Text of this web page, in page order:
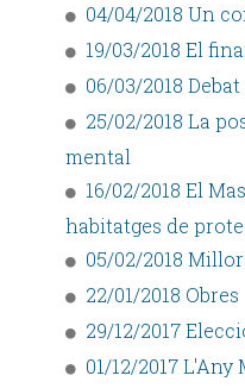
04/04/2018 Un
19/03/2018 El
06/03/2018
25/02/2018 La
mental
16/02/2018 El
habitatges de
05/02/2018
22/01/2018 Obres
29/12/2017
01/12/2017 L'Any